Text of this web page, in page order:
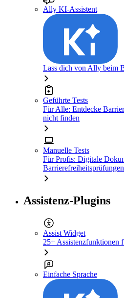
Ally KI-Assistent
Lass dich von Ally beim
Geführte Tests
Für Alle: Entdecke
nicht finden
Manuelle Tests
Für Profis: Digitale
Barrierefreiheitsprüfungen
Assistenz-Plugins
Assist Widget
25+ Assistenzfunktionen
Einfache Sprache